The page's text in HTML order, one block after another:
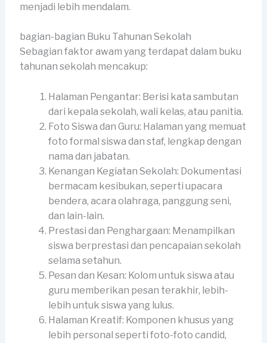
menjadi lebih mendalam.
bagian-bagian Buku Tahunan Sekolah
Sebagian faktor awam yang terdapat dalam buku
tahunan sekolah mencakup:
Halaman Pengantar: Berisi kata sambutan
dari kepala sekolah, wali kelas, atau panitia.
Foto Siswa dan Guru: Halaman yang memuat
foto formal siswa dan staf, lengkap dengan
nama dan jabatan.
Kenangan Kegiatan Sekolah: Dokumentasi
bermacam kesibukan, seperti upacara
bendera, acara olahraga, panggung seni,
dan lain-lain.
Prestasi dan Penghargaan: Menampilkan
siswa berprestasi dan pencapaian sekolah
selama setahun.
Pesan dan Kesan: Kolom untuk siswa atau
guru memberikan pesan terakhir, lebih-
lebih untuk siswa yang lulus.
Halaman Kreatif: Komponen khusus yang
lebih personal seperti foto-foto candid,